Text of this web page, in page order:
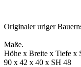
Originaler uriger
Maße.
Höhe x Breite x Tiefe x
90 x 42 x 40 x SH 48